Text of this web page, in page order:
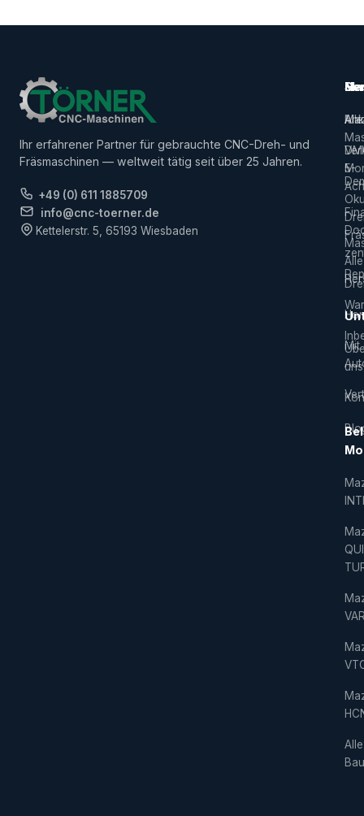
Ihr erfahrener Partner für gebrauchte CNC-Dreh- und
Fräsmaschinen — weltweit tätig seit über 25 Jahren.
+49 (0) 611 1885709
info@cnc-toerner.de
Kettelerstr. 5, 65193 Wiesbaden
Alle
5-
Mit
Alle
Alle
uns